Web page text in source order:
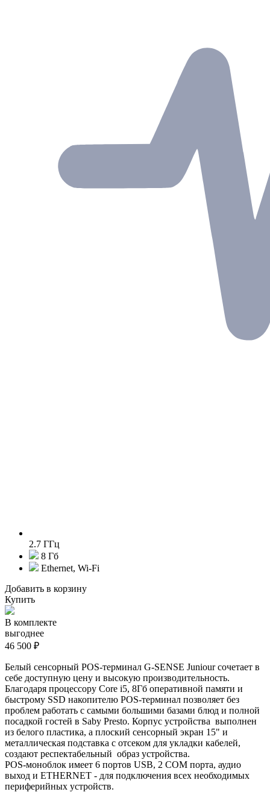
2.7 ГГц
8 Гб
Ethernet, Wi-Fi
Добавить в корзину
Купить
В комплекте
выгоднее
46 500 ₽
Белый сенсорный POS-терминал G-SENSE Juniour сочетает в
себе доступную цену и высокую производительность.
Благодаря процессору Core i5, 8Гб оперативной памяти и
быстрому SSD накопителю POS-терминал позволяет без
проблем работать с самыми большими базами блюд и полной
посадкой гостей в Saby Presto. Корпус устройства выполнен
из белого пластика, а плоский сенсорный экран 15" и
металлическая подставка с отсеком для укладки кабелей,
создают респектабельный образ устройства.
POS-моноблок имеет 6 портов USB, 2 COM порта, аудио
выход и ETHERNET - для подключения всех необходимых
периферийных устройств.